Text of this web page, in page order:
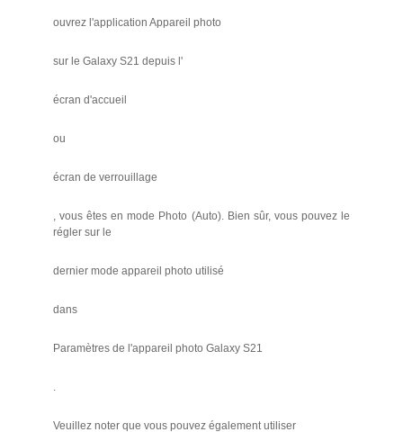
ouvrez l'application Appareil photo
sur le Galaxy S21 depuis l'
écran d'accueil
ou
écran de verrouillage
, vous êtes en mode Photo (Auto). Bien sûr, vous pouvez le
régler sur le
dernier mode appareil photo utilisé
dans
Paramètres de l'appareil photo Galaxy S21
.
Veuillez noter que vous pouvez également utiliser